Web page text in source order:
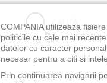
CAUTĂ
COMPANIA utilizeaza
politicile cu cele mai
datelor cu caracter
necesar pentru a citi si
Prin continuarea navigarii